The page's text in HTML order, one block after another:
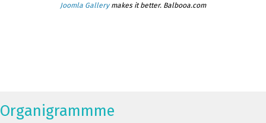
Joomla Gallerymakes it better. Balbooa.com
Organigrammme